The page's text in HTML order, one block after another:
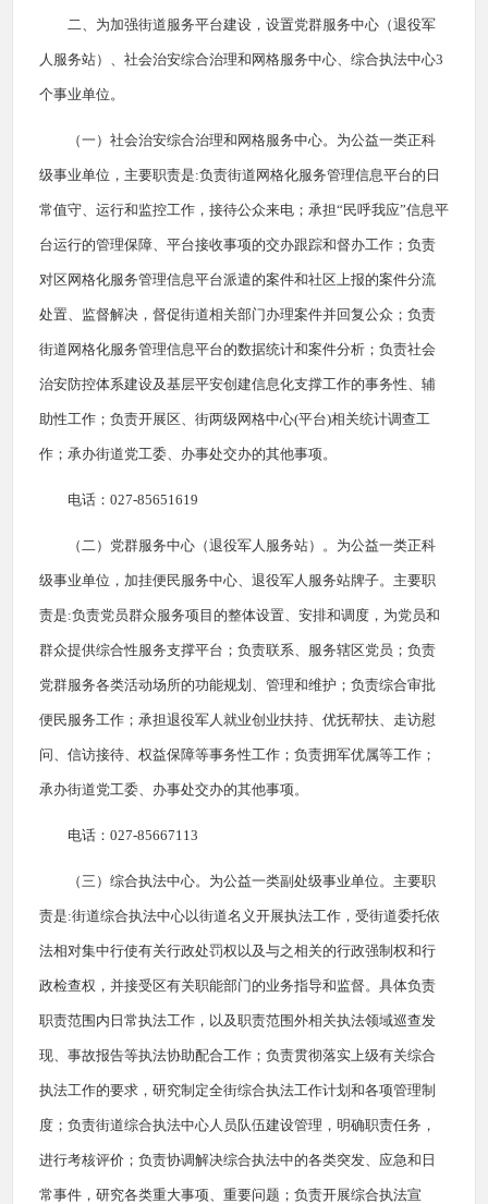
二、为加强街道服务平台建设，设置党群服务中心（退役军
人服务站）、社会治安综合治理和网格服务中心、综合执法中心3
个事业单位。
（一）社会治安综合治理和网格服务中心。为公益一类正科
级事业单位，主要职责是:负责街道网格化服务管理信息平台的日
常值守、运行和监控工作，接待公众来电；承担“民呼我应”信息平
台运行的管理保障、平台接收事项的交办跟踪和督办工作；负责
对区网格化服务管理信息平台派遣的案件和社区上报的案件分流
处置、监督解决，督促街道相关部门办理案件并回复公众；负责
街道网格化服务管理信息平台的数据统计和案件分析；负责社会
治安防控体系建设及基层平安创建信息化支撑工作的事务性、辅
助性工作；负责开展区、街两级网格中心(平台)相关统计调查工
作；承办街道党工委、办事处交办的其他事项。
电话：027-85651619
（二）党群服务中心（退役军人服务站）。为公益一类正科
级事业单位，加挂便民服务中心、退役军人服务站牌子。主要职
责是:负责党员群众服务项目的整体设置、安排和调度，为党员和
群众提供综合性服务支撑平台；负责联系、服务辖区党员；负责
党群服务各类活动场所的功能规划、管理和维护；负责综合审批
便民服务工作；承担退役军人就业创业扶持、优抚帮扶、走访慰
问、信访接待、权益保障等事务性工作；负责拥军优属等工作；
承办街道党工委、办事处交办的其他事项。
电话：027-85667113
（三）综合执法中心。为公益一类副处级事业单位。主要职
责是:街道综合执法中心以街道名义开展执法工作，受街道委托依
法相对集中行使有关行政处罚权以及与之相关的行政强制权和行
政检查权，并接受区有关职能部门的业务指导和监督。具体负责
职责范围内日常执法工作，以及职责范围外相关执法领域巡查发
现、事故报告等执法协助配合工作；负责贯彻落实上级有关综合
执法工作的要求，研究制定全街综合执法工作计划和各项管理制
度；负责街道综合执法中心人员队伍建设管理，明确职责任务，
进行考核评价；负责协调解决综合执法中的各类突发、应急和日
常事件，研究各类重大事项、重要问题；负责开展综合执法宣